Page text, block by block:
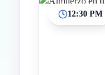
12:30 PM